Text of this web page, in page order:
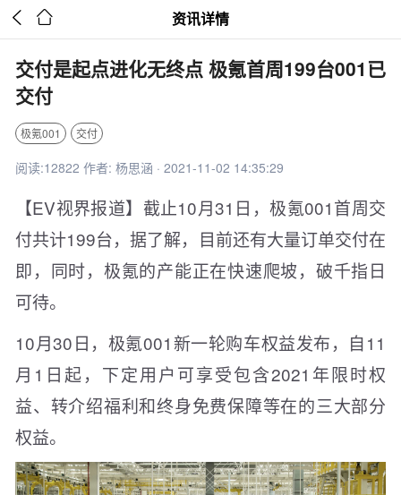
  资讯详情
交付是起点进化无终点 极氪首周199台001已
交付
极氪001 交付
阅读:12822 作者: 杨思涵 · 2021-11-02 14:35:29
【EV视界报道】截止10月31日，极氪001首周交
付共计199台，据了解，目前还有大量订单交付在
即，同时，极氪的产能正在快速爬坡，破千指日
可待。
10月30日，极氪001新一轮购车权益发布，自11
月1日起，下定用户可享受包含2021年限时权
益、转介绍福利和终身免费保障等在的三大部分
权益。